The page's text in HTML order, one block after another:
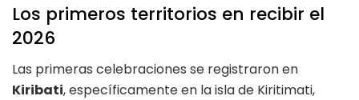
Los primeros territorios en recibir el
2026
Las primeras celebraciones se registraron en
Kiribati, específicamente en la isla de Kiritimati,